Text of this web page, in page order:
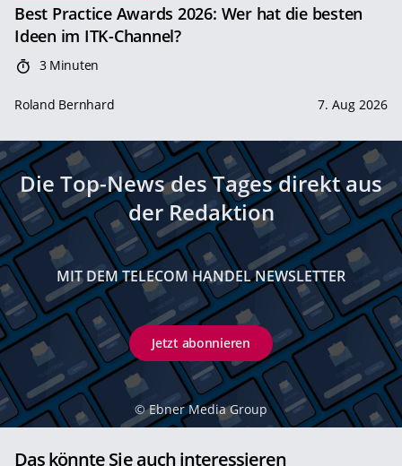
Best Practice Awards 2026: Wer hat die besten
Ideen im ITK-Channel?
3 Minuten
Roland Bernhard 7. Aug 2026
Die Top-News des Tages direkt aus
der Redaktion
MIT DEM TELECOM HANDEL NEWSLETTER
Jetzt abonnieren
© Ebner Media Group
Das könnte Sie auch interessieren